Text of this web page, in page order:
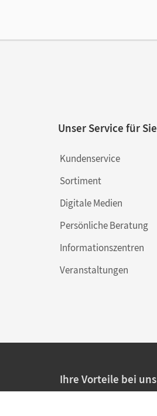
Unser Service für Sie
Kundenservice
Sortiment
Digitale Medien
Persönliche Beratung
Informationszentren
Veranstaltungen
Ihre Vorteile bei uns